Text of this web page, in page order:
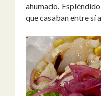
ahumado.
que casaban entre sí